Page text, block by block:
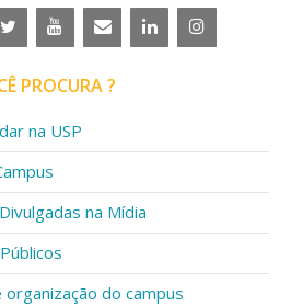
PROCURA ?
na USP
na Mídia
do campus